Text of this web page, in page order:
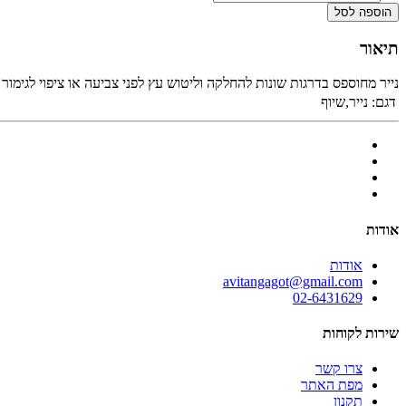
הוספה לסל
תיאור
נייר מחוספס בדרגות שונות להחלקה וליטוש עץ לפני צביעה או ציפוי
דגם: נייר,שיוף
אודות
אודות
avitangagot@gmail.com
02-6431629
שירות לקוחות
צרו קשר
מפת האתר
תקנון